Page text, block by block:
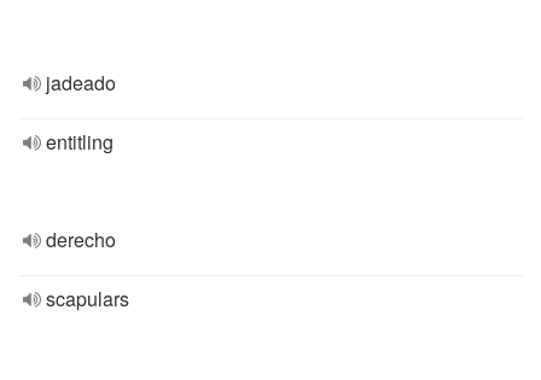
jadeado
entitling
derecho
scapulars